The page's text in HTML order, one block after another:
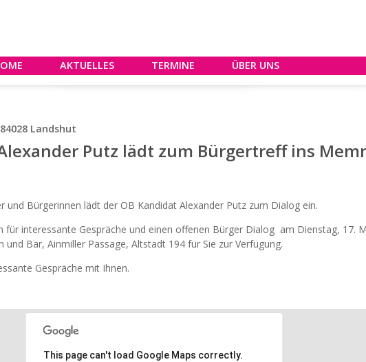
AKTUELLES TERMINE ÜBER UNS
Landshut
Putz lädt zum Bürgertreff ins
und Bürgerinnen lädt der OB Kandidat Alexander Putz zum Dialog ein.
für interessante Gespräche und einen offenen Bürger Dialog am Dienstag, 17.
Bar, Ainmiller Passage, Altstadt 194 für Sie zur Verfügung.
Gespräche mit Ihnen.
This page can't load Google Maps correctly.